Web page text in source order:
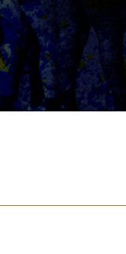
ブ概要
施設紹介
ラブ沿革
の取り組み